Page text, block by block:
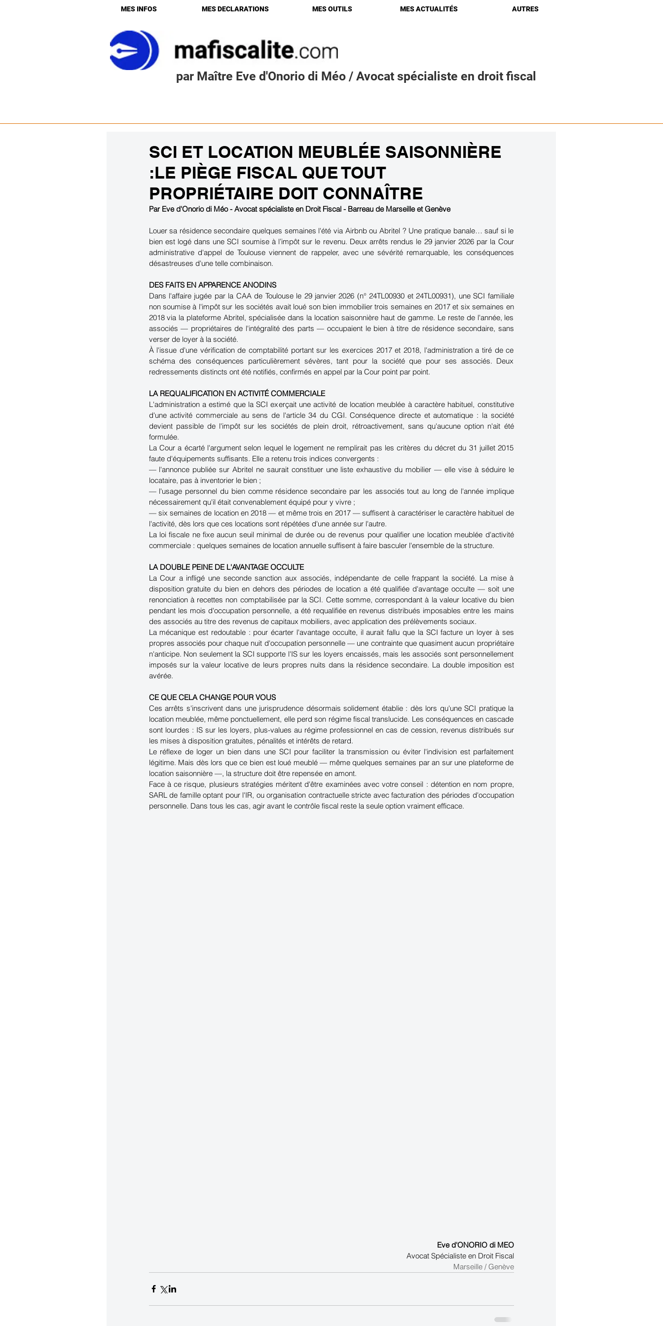
MES INFOS MES DECLARATIONS MES OUTILS MES ACTUALITÉS AUTRES
par Maître Eve d'Onorio di Méo / Avocat spécialiste en droit fiscal
SCI ET LOCATION MEUBLÉE SAISONNIÈRE
:LE PIÈGE FISCAL QUE TOUT
PROPRIÉTAIRE DOIT CONNAÎTRE
Par Eve d'Onorio di Méo - Avocat spécialiste en Droit Fiscal - Barreau de Marseille et Genève
Louer sa résidence secondaire quelques semaines l'été via Airbnb ou Abritel ? Une pratique banale… sauf si le
bien est logé dans une SCI soumise à l’impôt sur le revenu. Deux arrêts rendus le 29 janvier 2026 par la Cour
administrative d'appel de Toulouse viennent de rappeler, avec une sévérité remarquable, les conséquences
désastreuses d'une telle combinaison.
DES FAITS EN APPARENCE ANODINS
Dans l'affaire jugée par la CAA de Toulouse le 29 janvier 2026 (n° 24TL00930 et 24TL00931), une SCI familiale
non soumise à l'impôt sur les sociétés avait loué son bien immobilier trois semaines en 2017 et six semaines en
2018 via la plateforme Abritel, spécialisée dans la location saisonnière haut de gamme. Le reste de l'année, les
associés — propriétaires de l'intégralité des parts — occupaient le bien à titre de résidence secondaire, sans
verser de loyer à la société.
À l'issue d'une vérification de comptabilité portant sur les exercices 2017 et 2018, l'administration a tiré de ce
schéma des conséquences particulièrement sévères, tant pour la société que pour ses associés. Deux
redressements distincts ont été notifiés, confirmés en appel par la Cour point par point.
LA REQUALIFICATION EN ACTIVITÉ COMMERCIALE
L'administration a estimé que la SCI exerçait une activité de location meublée à caractère habituel, constitutive
d'une activité commerciale au sens de l'article 34 du CGI. Conséquence directe et automatique : la société
devient passible de l'impôt sur les sociétés de plein droit, rétroactivement, sans qu'aucune option n'ait été
formulée.
La Cour a écarté l'argument selon lequel le logement ne remplirait pas les critères du décret du 31 juillet 2015
faute d'équipements suffisants. Elle a retenu trois indices convergents :
— l'annonce publiée sur Abritel ne saurait constituer une liste exhaustive du mobilier — elle vise à séduire le
locataire, pas à inventorier le bien ;
— l'usage personnel du bien comme résidence secondaire par les associés tout au long de l'année implique
nécessairement qu'il était convenablement équipé pour y vivre ;
— six semaines de location en 2018 — et même trois en 2017 — suffisent à caractériser le caractère habituel de
l'activité, dès lors que ces locations sont répétées d'une année sur l'autre.
La loi fiscale ne fixe aucun seuil minimal de durée ou de revenus pour qualifier une location meublée d'activité
commerciale : quelques semaines de location annuelle suffisent à faire basculer l'ensemble de la structure.
LA DOUBLE PEINE DE L'AVANTAGE OCCULTE
La Cour a infligé une seconde sanction aux associés, indépendante de celle frappant la société. La mise à
disposition gratuite du bien en dehors des périodes de location a été qualifiée d'avantage occulte — soit une
renonciation à recettes non comptabilisée par la SCI. Cette somme, correspondant à la valeur locative du bien
pendant les mois d'occupation personnelle, a été requalifiée en revenus distribués imposables entre les mains
des associés au titre des revenus de capitaux mobiliers, avec application des prélèvements sociaux.
La mécanique est redoutable : pour écarter l'avantage occulte, il aurait fallu que la SCI facture un loyer à ses
propres associés pour chaque nuit d'occupation personnelle — une contrainte que quasiment aucun propriétaire
n'anticipe. Non seulement la SCI supporte l'IS sur les loyers encaissés, mais les associés sont personnellement
imposés sur la valeur locative de leurs propres nuits dans la résidence secondaire. La double imposition est
avérée.
CE QUE CELA CHANGE POUR VOUS
Ces arrêts s'inscrivent dans une jurisprudence désormais solidement établie : dès lors qu'une SCI pratique la
location meublée, même ponctuellement, elle perd son régime fiscal translucide. Les conséquences en cascade
sont lourdes : IS sur les loyers, plus-values au régime professionnel en cas de cession, revenus distribués sur
les mises à disposition gratuites, pénalités et intérêts de retard.
Le réflexe de loger un bien dans une SCI pour faciliter la transmission ou éviter l'indivision est parfaitement
légitime. Mais dès lors que ce bien est loué meublé — même quelques semaines par an sur une plateforme de
location saisonnière —, la structure doit être repensée en amont.
Face à ce risque, plusieurs stratégies méritent d'être examinées avec votre conseil : détention en nom propre,
SARL de famille optant pour l'IR, ou organisation contractuelle stricte avec facturation des périodes d'occupation
personnelle. Dans tous les cas, agir avant le contrôle fiscal reste la seule option vraiment efficace.
Eve d'ONORIO di MEO
Avocat Spécialiste en Droit Fiscal
Marseille / Genève